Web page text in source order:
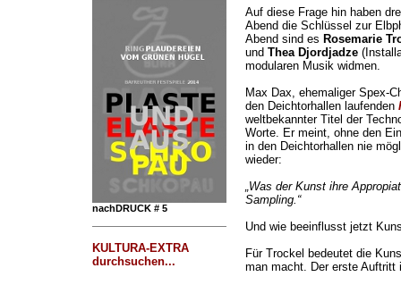
nachDRUCK # 5
KULTURA-EXTRA
durchsuchen...
Auf diese Frage hin haben
Abend die Schlüssel zur
Abend sind es Rosemarie
und Thea Djordjadze
modularen Musik widmen.
Max Dax, ehemaliger Spex-
den Deichtorhallen laufenden
weltbekannter Titel der
Worte. Er meint, ohne den
in den Deichtorhallen nie
wieder:
„Was der Kunst ihre
Sampling.“
Und wie beeinflusst jetzt
Für Trockel bedeutet die
man macht. Der erste